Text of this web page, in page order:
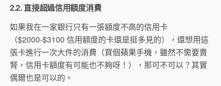
2.2. 直接超過信用額度消費
如果我在一家銀行只有一張額度不高的信用卡
（$2000-$3100 信用額度的卡還是挺多見的），還想用這
張卡進行一次大件的消費（買個蘋果手機，雖然不需要賣
腎，信用卡額度有可能也不夠呀！），那可不可以？其實
偶爾也是可以的。